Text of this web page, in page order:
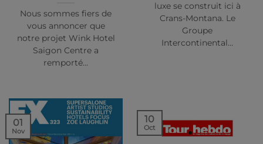
Nous sommes fiers de
vous annoncer que
notre projet Wink Hotel
Saigon Centre a
remporté…
luxe se construit ici à
Crans-Montana. Le
Groupe
Intercontinental…
01
Nov
10
Oct